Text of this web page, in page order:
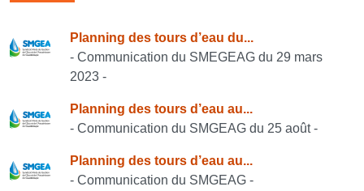
Consulter également
Planning des tours d’eau du...
- Communication du SMEGEAG du 29 mars
2023 -
Planning des tours d’eau au...
- Communication du SMGEAG du 25 août -
Planning des tours d’eau au...
- Communication du SMGEAG -